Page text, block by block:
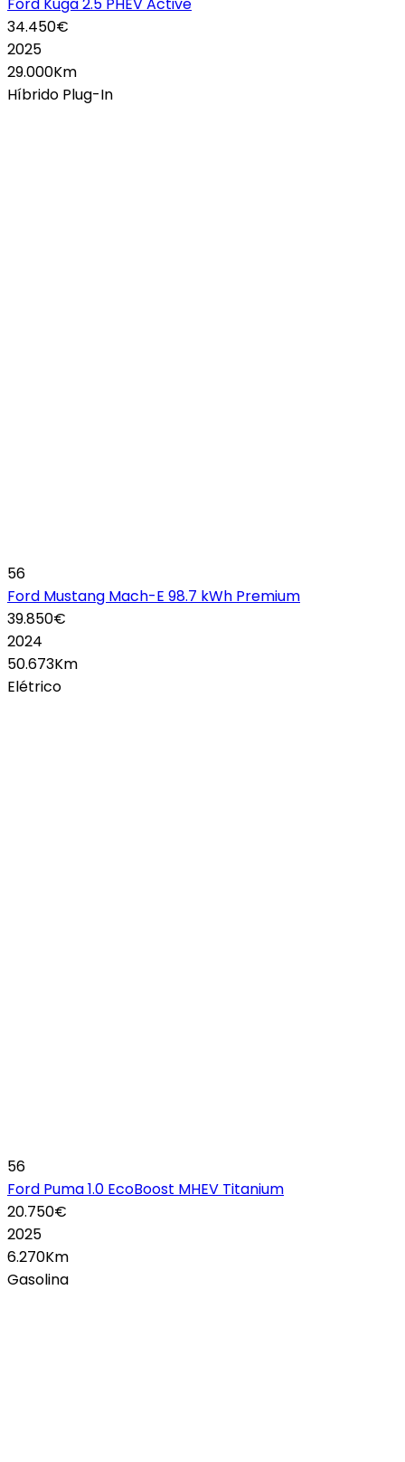
34.450€
2025
29.000Km
Híbrido Plug-In
56
Ford Mustang Mach-E 98.7 kWh Premium
39.850€
2024
50.673Km
Elétrico
56
Ford Puma 1.0 EcoBoost MHEV Titanium
20.750€
2025
6.270Km
Gasolina